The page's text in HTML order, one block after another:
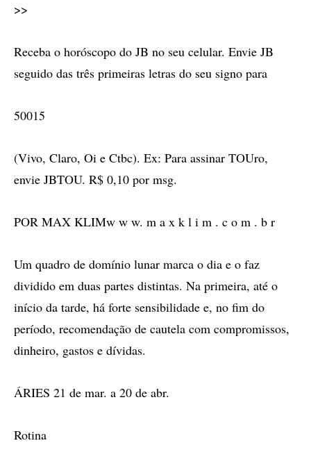
>>
Receba o horóscopo do JB no seu celular. Envie JB
seguido das três primeiras letras do seu signo para
50015
(Vivo, Claro, Oi e Ctbc). Ex: Para assinar TOUro,
envie JBTOU. R$ 0,10 por msg.
POR MAX KLIMw w w. m a x k l i m . c o m . b r
Um quadro de domínio lunar marca o dia e o faz
dividido em duas partes distintas. Na primeira, até o
início da tarde, há forte sensibilidade e, no fim do
período, recomendação de cautela com compromissos,
dinheiro, gastos e dívidas.
ÁRIES 21 de mar. a 20 de abr.
Rotina